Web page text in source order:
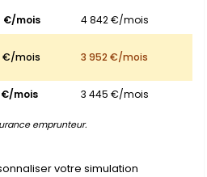
€/mois
4 842 €/mois
€/mois 3 952 €/mois
€/mois 3 445 €/mois
emprunteur.
votre simulation